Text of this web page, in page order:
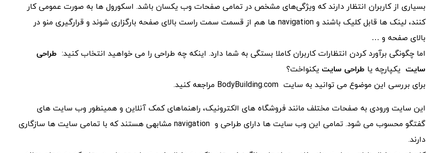
بسیاری از کاربران انتظار دارند که ویژگی‌های مشخص در تمامی صفحات وب یکسان باشد. اسکورول ها به صورت عمومی کار
کنند، لینک ها قابل کلیک باشند و navigation ها هم از قسمت سمت راست بالای صفحه بارگزاری شوند و قرارگیری منو در
بالای صفحه و …
اما چگونگی برآورد کردن انتظارات کاربران کاملا بستگی به شما دارد. اینکه چه طراحی را می خواهید انتخاب کنید: طراحی
سایت یکپارچه یا طراحی سایت یکنواخت؟
برای بررسی این موضوع می توانید به سایت BodyBuilding.com مراجعه کنید.
این سایت ورودی به صفحات مختلف مانند فروشگاه های الکترونیک، راهنماهای کمک آنلاین و همینطور وب سایت های
گفتگو محسوب می شود. تمامی این وب سایت ها دارای طراحی و navigation مشابهی هستند که با تمامی سایت ها سازگاری
دارند.